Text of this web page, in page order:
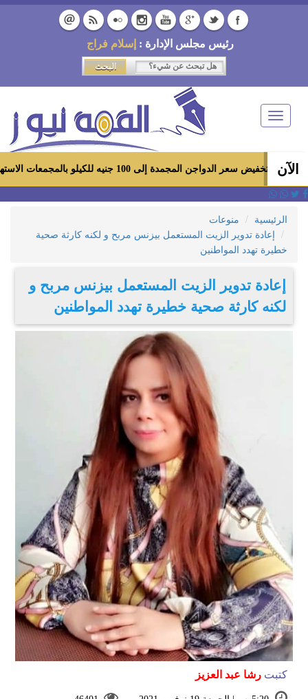
رئيس مجلس الإدارة : إسلام فراج
Toggle
navigation
الآن
إلى 100 جنيه للكيلو بالمجمعات الاستهلاكية ومعارض «أهلاً رمضان»
الرئيسية
منوعات
إعادة تدوير الزيت المستعمل بيزنس مربح و لكنه كارثة صحية
خطيرة تهدد المواطنين
إعادة تدوير الزيت المستعمل بيزنس مربح و
لكنه كارثة صحية خطيرة تهدد المواطنين
كتبت رشا عبد العزيز